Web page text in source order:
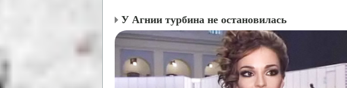
У Агнии турбина не остановилась